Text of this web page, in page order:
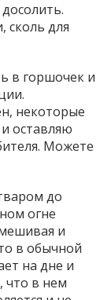
сколь для
в горшочек и
некоторые
оставляю
Можете
до
огне
и
в обычной
на дне и
что в нем